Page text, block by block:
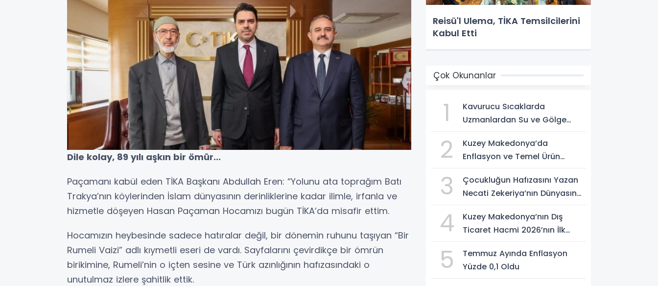
Dile kolay, 89 yılı aşkın bir ömür...
Paçamanı kabül eden TİKA Başkanı Abdullah Eren: “Yolunu ata toprağım Batı
Trakya’nın köylerinden İslam dünyasının derinliklerine kadar ilimle, irfanla ve
hizmetle döşeyen Hasan Paçaman Hocamızı bugün TİKA’da misafir ettim.
Hocamızın heybesinde sadece hatıralar değil, bir dönemin ruhunu taşıyan “Bir
Rumeli Vaizi” adlı kıymetli eseri de vardı. Sayfalarını çevirdikçe bir ömrün
birikimine, Rumeli’nin o içten sesine ve Türk azınlığının hafızasındaki o
unutulmaz izlere şahitlik ettik.
Reisü'l Ulema, TİKA Temsilcilerini
Kabul Etti
Çok Okunanlar
1
Kavurucu Sıcaklarda
Uzmanlardan Su ve Gölge
2
Kuzey Makedonya’da
Enflasyon ve Temel Ürün
3
Çocukluğun Hafızasını Yazan
Necati Zekeriya’nın Dünyasına
4
Kuzey Makedonya’nın Dış
Ticaret Hacmi 2026’nın İlk
5
Temmuz Ayında Enflasyon
Yüzde 0,1 Oldu